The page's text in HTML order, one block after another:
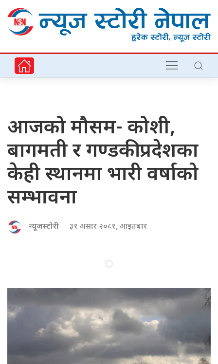
आजको मौसम- कोशी,
बागमती र गण्डकी प्रदेशका
केही स्थानमा भारी वर्षाको
सम्भावना
न्यूजस्टोरी ३१ असार २०८१, आइतबार